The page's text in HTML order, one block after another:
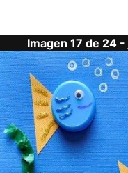
Imagen 17 de 24 -